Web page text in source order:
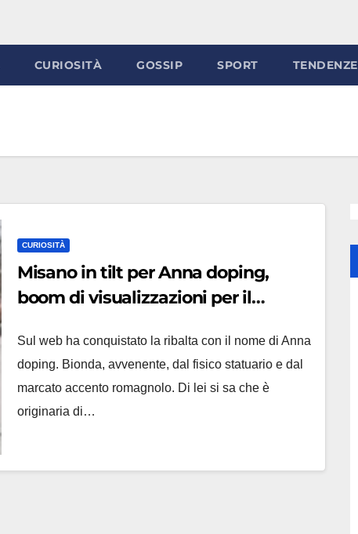
CURIOSITÀ GOSSIP SPORT TENDENZE
CURIOSITÀ
Misano in tilt per Anna doping,
boom di visualizzazioni per il
‘Domenica sarà sul lungomare ad
allenarsi’
Sul web ha conquistato la ribalta con il nome di Anna
doping. Bionda, avvenente, dal fisico statuario e dal
marcato accento romagnolo. Di lei si sa che è
originaria di…